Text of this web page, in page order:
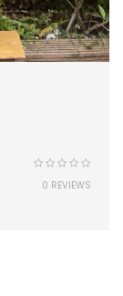
0 REVIEWS